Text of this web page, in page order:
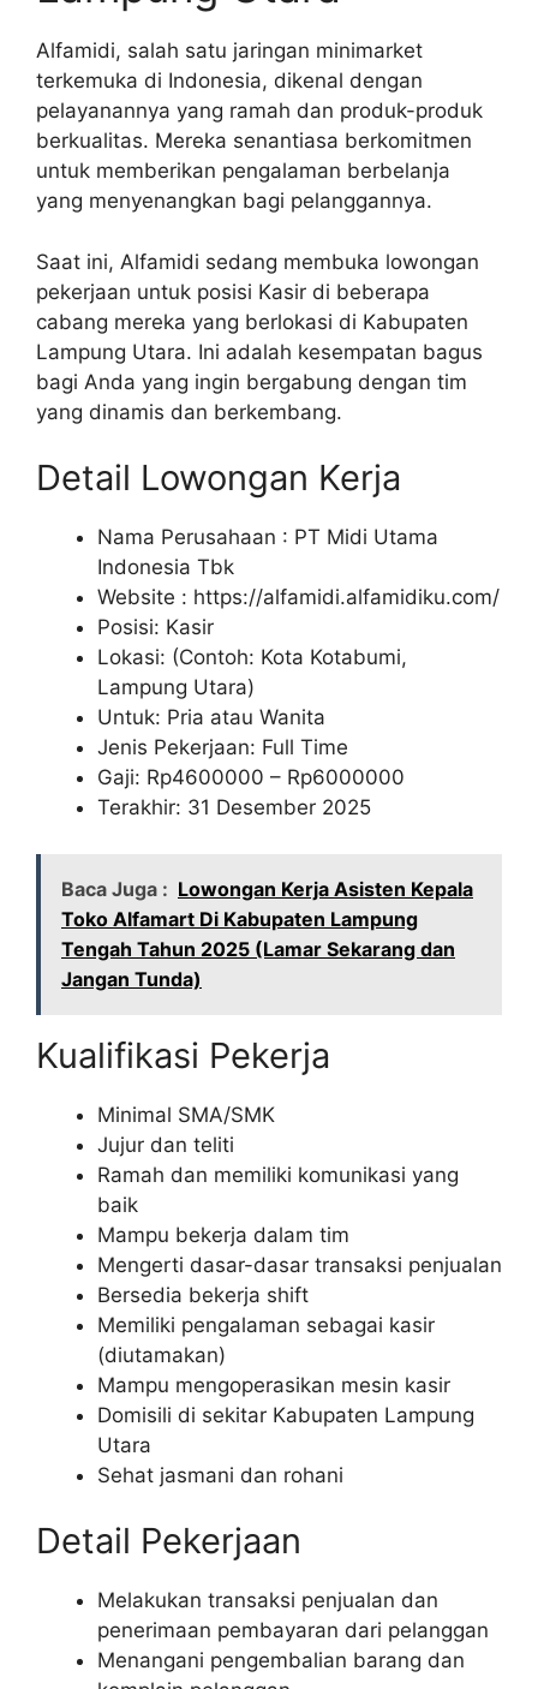
Alfamidi, salah satu jaringan minimarket
terkemuka di Indonesia, dikenal dengan
pelayanannya yang ramah dan produk-produk
berkualitas. Mereka senantiasa berkomitmen
untuk memberikan pengalaman berbelanja
yang menyenangkan bagi pelanggannya.
Saat ini, Alfamidi sedang membuka lowongan
pekerjaan untuk posisi Kasir di beberapa
cabang mereka yang berlokasi di Kabupaten
Lampung Utara. Ini adalah kesempatan bagus
bagi Anda yang ingin bergabung dengan tim
yang dinamis dan berkembang.
Detail Lowongan Kerja
Nama Perusahaan : PT Midi Utama
Indonesia Tbk
Website : https://alfamidi.alfamidiku.com/
Posisi: Kasir
Lokasi: (Contoh: Kota Kotabumi,
Lampung Utara)
Untuk: Pria atau Wanita
Jenis Pekerjaan: Full Time
Gaji: Rp4600000 – Rp6000000
Terakhir: 31 Desember 2025
Baca Juga : Lowongan Kerja Asisten Kepala
Toko Alfamart Di Kabupaten Lampung
Tengah Tahun 2025 (Lamar Sekarang dan
Jangan Tunda)
Kualifikasi Pekerja
Minimal SMA/SMK
Jujur dan teliti
Ramah dan memiliki komunikasi yang
baik
Mampu bekerja dalam tim
Mengerti dasar-dasar transaksi penjualan
Bersedia bekerja shift
Memiliki pengalaman sebagai kasir
(diutamakan)
Mampu mengoperasikan mesin kasir
Domisili di sekitar Kabupaten Lampung
Utara
Sehat jasmani dan rohani
Detail Pekerjaan
Melakukan transaksi penjualan dan
penerimaan pembayaran dari pelanggan
Menangani pengembalian barang dan